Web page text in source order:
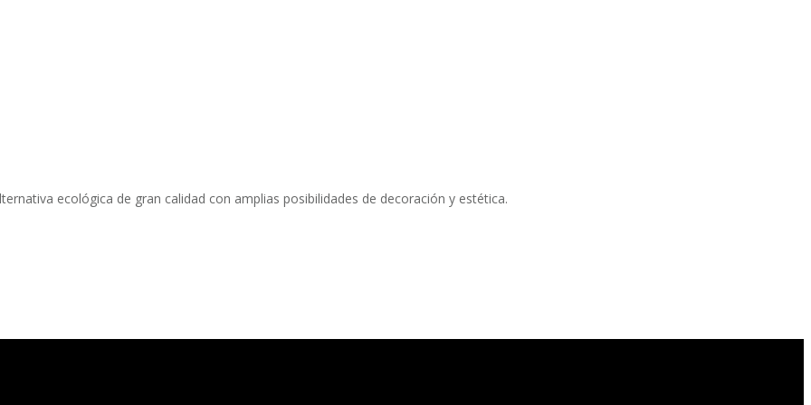
ecológica de gran calidad con amplias posibilidades de decoración y estética.